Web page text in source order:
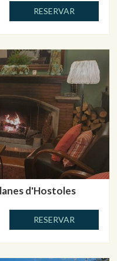
RESERVAR
d'Hostoles
RESERVAR